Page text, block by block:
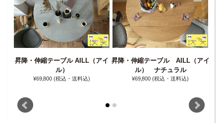
昇降・伸縮テーブル AILL（アイ
ル）
¥69‚800 (税込・送料込)
昇降・伸縮テーブル AILL（アイ
ル） ナチュラル
¥69‚800 (税込・送料込)